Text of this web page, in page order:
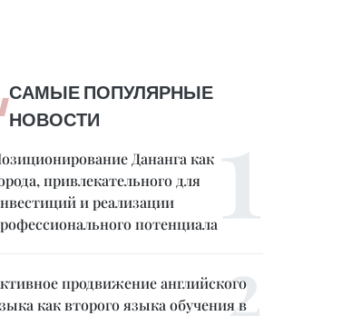
САМЫЕ ПОПУЛЯРНЫЕ
НОВОСТИ
Дананга как
привлекательного для
и реализации
потенциала
продвижение английского
как второго языка обучения в